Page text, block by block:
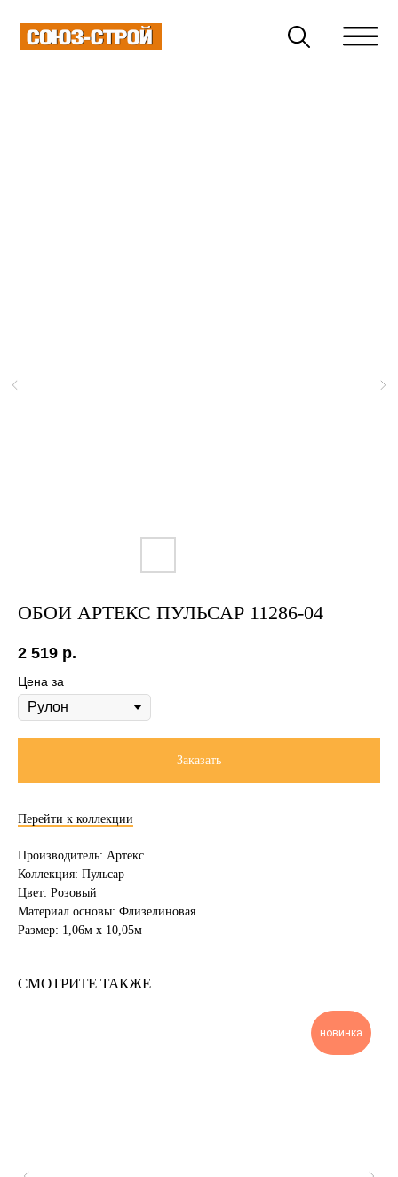
ОБОИ АРТЕКС ПУЛЬСАР 11286-04
2 519 р.
Цена за
Заказать
Перейти к коллекции
Производитель: Артекс
Коллекция: Пульсар
Цвет: Розовый
Материал основы: Флизелиновая
Размер: 1,06м х 10,05м
СМОТРИТЕ ТАКЖЕ
новинка